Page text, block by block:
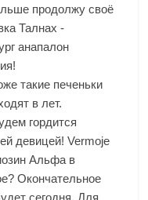
продолжу своё
Талнах -
анапалон
такие печеньки
в лет.
гордится
девицей! Vermoje
Альфа в
Окончательное
сегодня. Для